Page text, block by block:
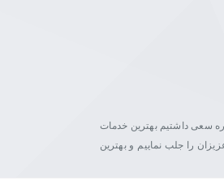
ما همواره سعی داشتیم بهترین خدمات
را جلب نماییم و بهترین